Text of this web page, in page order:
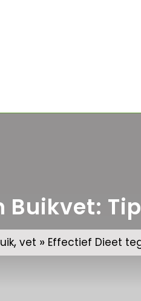
Buikvet:
, vet » Effectief Dieet